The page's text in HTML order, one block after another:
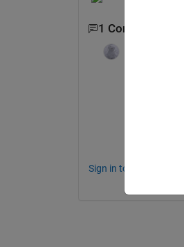
1 Comment
エラーメッ
このような
Sign in to comment.